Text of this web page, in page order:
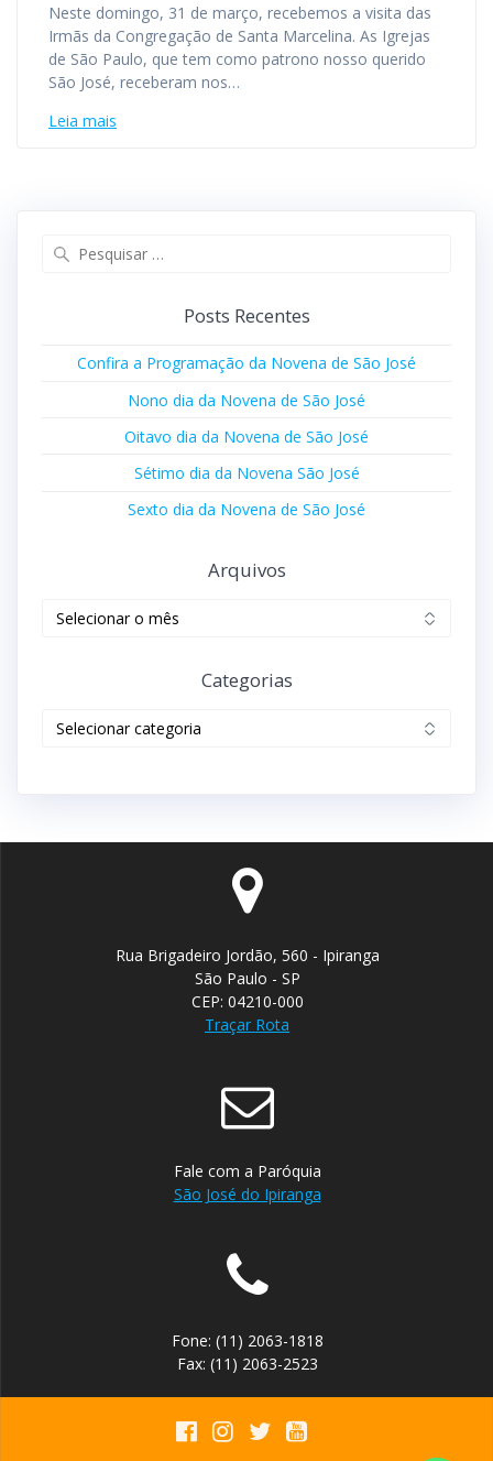
Neste domingo, 31 de março, recebemos a visita das
Irmãs da Congregação de Santa Marcelina. As Igrejas
de São Paulo, que tem como patrono nosso querido
São José, receberam nos…
Leia mais
Posts Recentes
Confira a Programação da Novena de São José
Nono dia da Novena de São José
Oitavo dia da Novena de São José
Sétimo dia da Novena São José
Sexto dia da Novena de São José
Arquivos
Categorias
Rua Brigadeiro Jordão, 560 - Ipiranga
São Paulo - SP
CEP: 04210-000
Traçar Rota
Fale com a Paróquia
São José do Ipiranga
Fone: (11) 2063-1818
Fax: (11) 2063-2523